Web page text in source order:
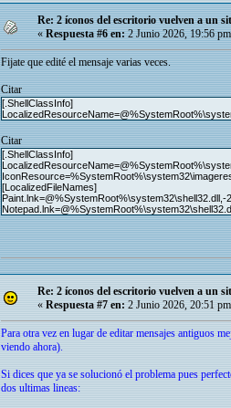
Re: 2 íconos del escritorio vuelven a un
«Respuesta #6 en:2 Junio 2026, 19:56
Fijate que edité el mensaje varias veces.
Citar
[.ShellClassInfo]
Citar
[.ShellClassInfo]
[LocalizedFileNames]
Paint.lnk=@%SystemRoot%\system32\shell32.dll,-
Re: 2 íconos del escritorio vuelven a un
« Respuesta #7 en: 2 Junio 2026, 20:51
Para otra vez en lugar de editar mensajes antiguos
viendo ahora).
Si dices que ya se solucionó el problema pues
dos ultimas lineas: